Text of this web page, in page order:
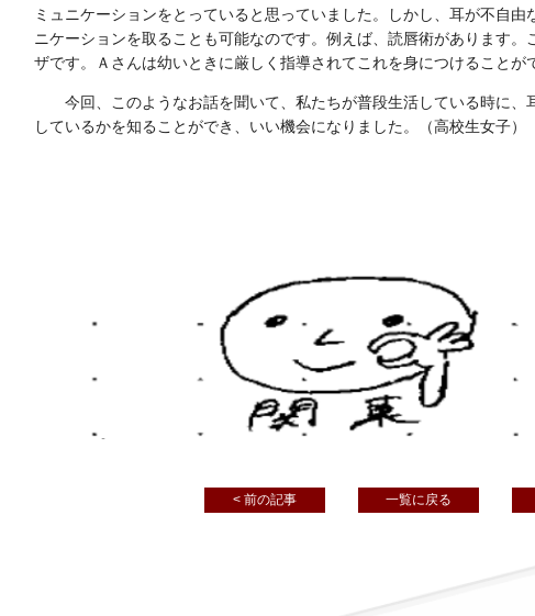
ミュニケーションをとっていると思っていました。しかし、耳が不自由
ニケーションを取ることも可能なのです。例えば、読唇術があります。
ザです。Ａさんは幼いときに厳しく指導されてこれを身につけることが
今回、このようなお話を聞いて、私たちが普段生活している時に、
しているかを知ることができ、いい機会になりました。（高校生女子）
< 前の記事 一覧に戻る